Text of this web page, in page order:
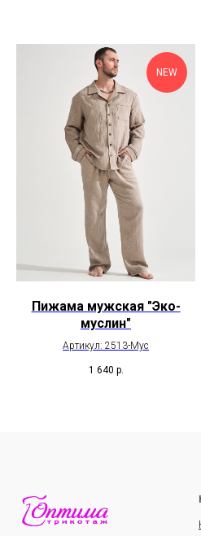
NEW
Пижама мужская "Эко-
муслин"
Артикул: 2513-Мус
1 640 р.